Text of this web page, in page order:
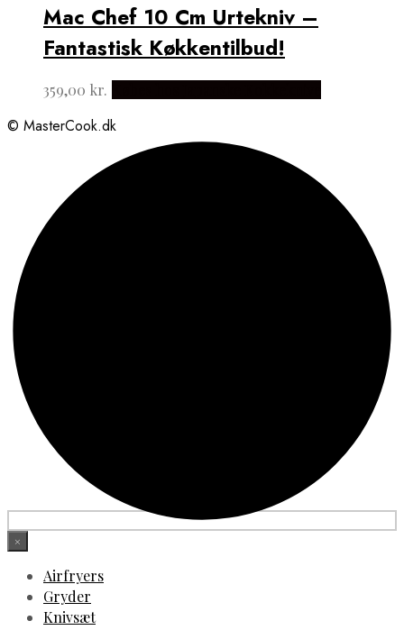
Mac Chef 10 Cm Urtekniv –
Fantastisk Køkkentilbud!
359,00 kr.
© MasterCook.dk
×
Airfryers
Gryder
Knivsæt